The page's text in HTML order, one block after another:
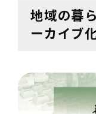
地域の暮
ーカイブ